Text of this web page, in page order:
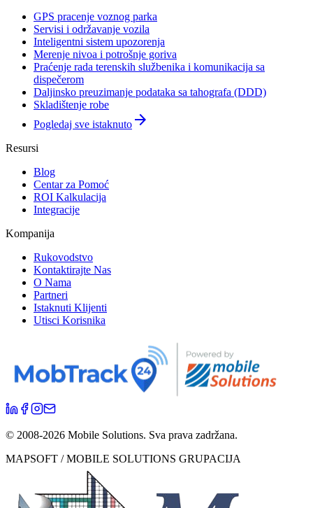
GPS pracenje voznog parka
Servisi i održavanje vozila
Inteligentni sistem upozorenja
Merenje nivoa i potrošnje goriva
Praćenje rada terenskih službenika i komunikacija sa
dispečerom
Daljinsko preuzimanje podataka sa tahografa (DDD)
Skladištenje robe
Pogledaj sve istaknuto arrow_forward
Resursi
Blog
Centar za Pomoć
ROI Kalkulacija
Integracije
Kompanija
Rukovodstvo
Kontaktirajte Nas
O Nama
Partneri
Istaknuti Klijenti
Utisci Korisnika
© 2008-2026 Mobile Solutions. Sva prava zadržana.
MAPSOFT / MOBILE SOLUTIONS GRUPACIJA